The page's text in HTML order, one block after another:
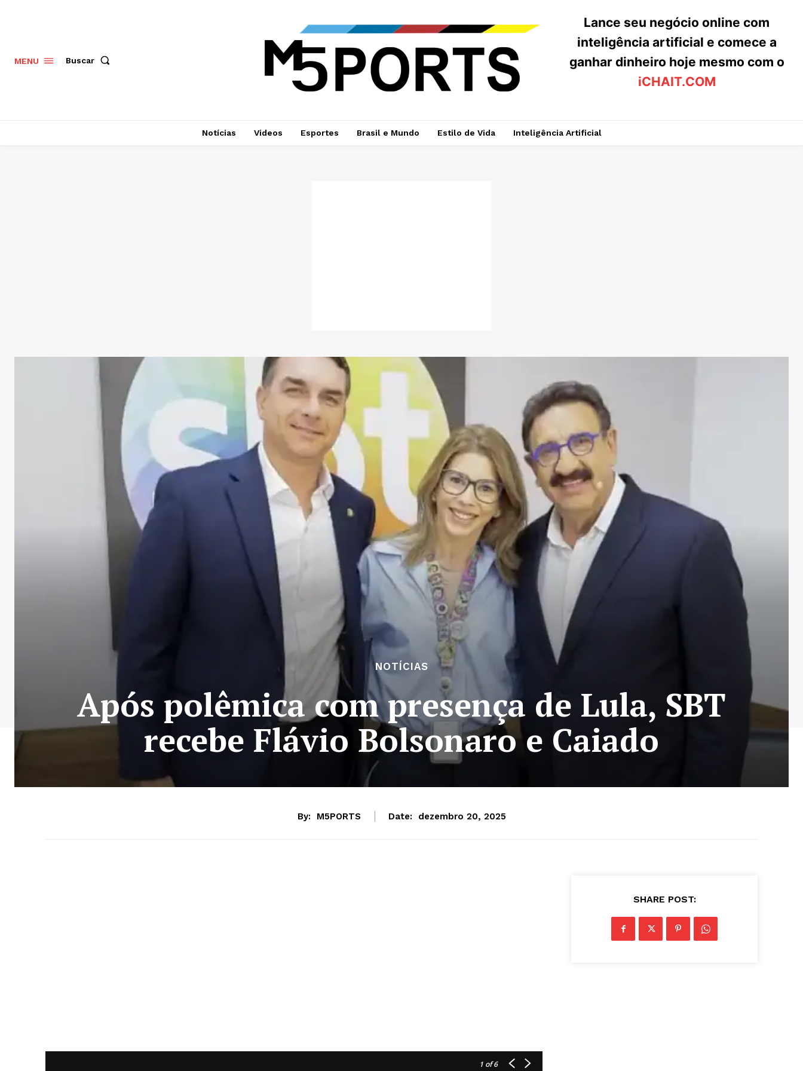
MENU Buscar
Lance seu negócio online com
inteligência artificial e comece a
ganhar dinheiro hoje mesmo com o
iCHAIT.COM
Notícias Videos Esportes Brasil e Mundo Estilo de Vida Inteligência Artificial
NOTÍCIAS
Após polêmica com presença de Lula, SBT
recebe Flávio Bolsonaro e Caiado
By: M5PORTS Date: dezembro 20, 2025
1 of 6
SHARE POST: